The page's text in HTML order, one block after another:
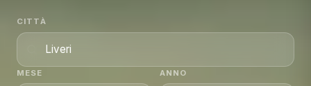
CITTÀ
MESE ANNO